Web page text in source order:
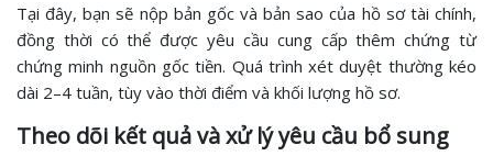
Tại đây, bạn sẽ nộp bản gốc và bản sao của hồ sơ tài chính,
đồng thời có thể được yêu cầu cung cấp thêm chứng từ
chứng minh nguồn gốc tiền. Quá trình xét duyệt thường kéo
dài 2–4 tuần, tùy vào thời điểm và khối lượng hồ sơ.
Theo dõi kết quả và xử lý yêu cầu bổ sung